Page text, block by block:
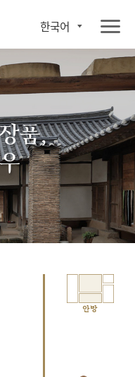
한국어
품,
안방